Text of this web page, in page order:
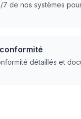
7 de nos systèmes
détaillés et